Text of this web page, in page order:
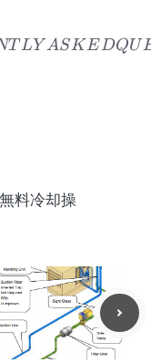
LY ASKEDQU
料冷却操